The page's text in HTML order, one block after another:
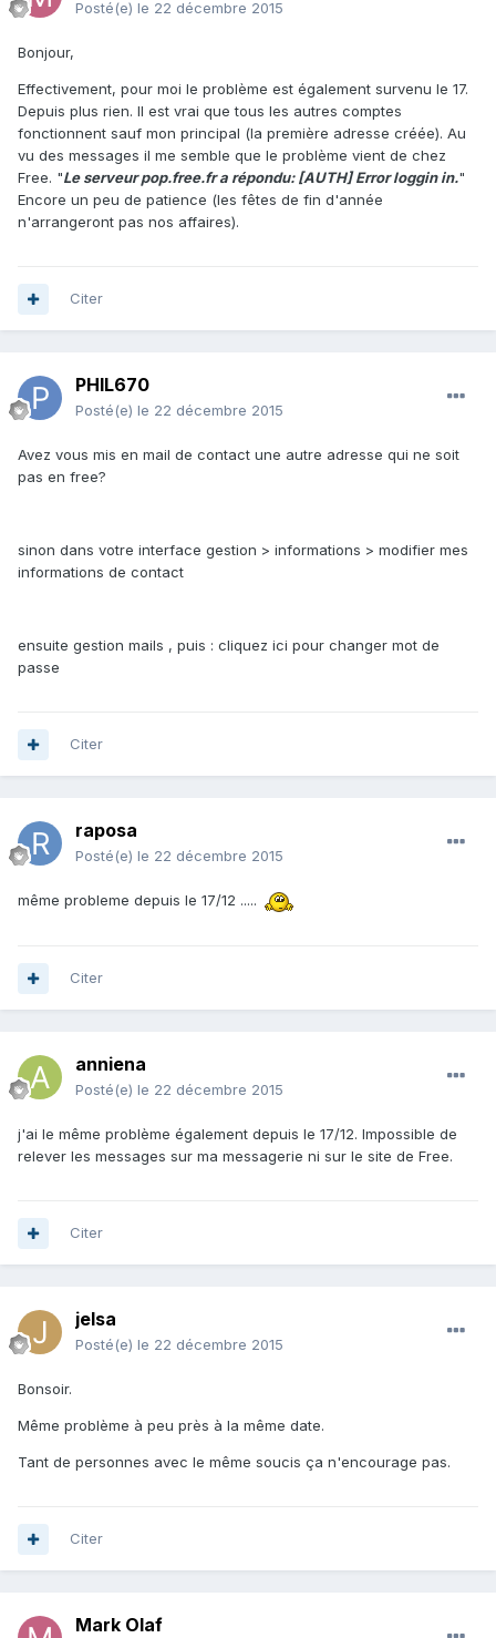
Posté(e) le 22 décembre 2015
Bonjour,
Effectivement, pour moi le problème est également survenu le 17.
Depuis plus rien. Il est vrai que tous les autres comptes
fonctionnent sauf mon principal (la première adresse créée). Au
vu des messages il me semble que le problème vient de chez
Free. "Le serveur pop.free.fr a répondu: [AUTH] Error loggin in."
Encore un peu de patience (les fêtes de fin d'année
n'arrangeront pas nos affaires).
Citer
PHIL670
Posté(e) le 22 décembre 2015
Avez vous mis en mail de contact une autre adresse qui ne soit
pas en free?
sinon dans votre interface gestion > informations > modifier mes
informations de contact
ensuite gestion mails , puis : cliquez ici pour changer mot de
passe
Citer
raposa
Posté(e) le 22 décembre 2015
même probleme depuis le 17/12 .....
Citer
anniena
Posté(e) le 22 décembre 2015
j'ai le même problème également depuis le 17/12. Impossible de
relever les messages sur ma messagerie ni sur le site de Free.
Citer
jelsa
Posté(e) le 22 décembre 2015
Bonsoir.
Même problème à peu près à la même date.
Tant de personnes avec le même soucis ça n'encourage pas.
Citer
Mark Olaf